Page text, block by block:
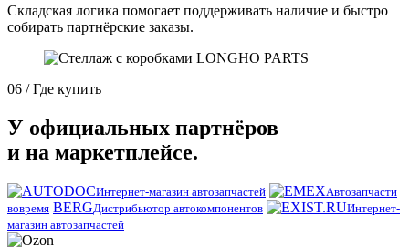
Складская логика помогает поддерживать наличие и быстро
собирать партнёрские заказы.
06 / Где купить
У официальных партнёров
и на маркетплейсе.
Интернет-магазин автозапчастей
Автозапчасти
вовремя BERGДистрибьютор автокомпонентов
Интернет-
магазин автозапчастей